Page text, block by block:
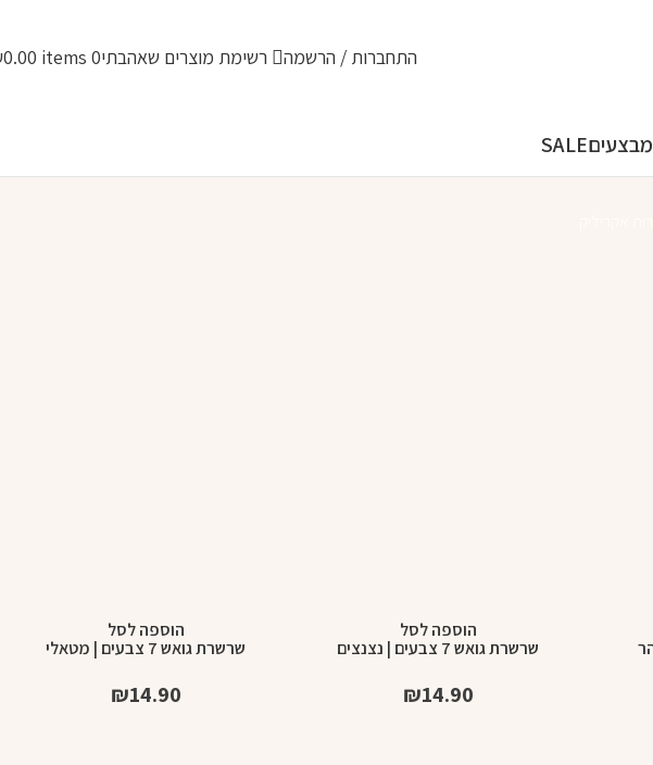
התחברות / הרשמה רשימת מוצרים שאהבתי0
items
0.00
מבצעיםSALE
הוספה לסל
שרשרת גואש 7 צבעים | נצנצים
₪14.90
הוספה לסל
שרשרת גואש 7 צבעים | מטאלי
₪14.90